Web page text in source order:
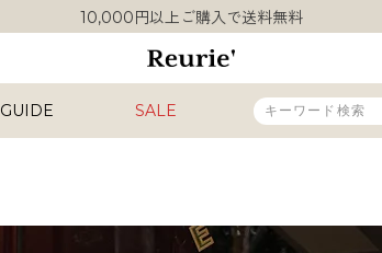
10,000円以上ご購入で送料無料
類似ブランド・他社ショップ様との誤認知に関するお願い
10,000円以上ご購入で送料無料
GUIDE SALE
新着